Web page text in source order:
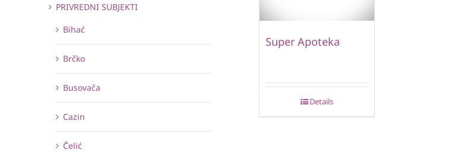
Super Apoteka
Details
PRIVREDNI SUBJEKTI
Bihać
Brčko
Busovača
Cazin
Čelić